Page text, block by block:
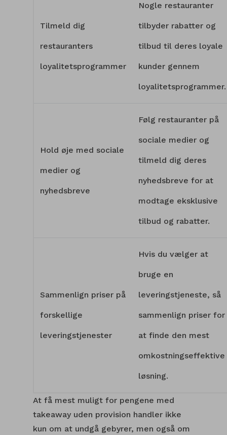
Tilmeld dig
restauranters
loyalitetsprogrammer
Nogle restauranter
tilbyder rabatter og
tilbud til deres loyale
kunder gennem
loyalitetsprogrammer.
Hold øje med sociale
medier og
nyhedsbreve
Følg restauranter på
sociale medier og
tilmeld dig deres
nyhedsbreve for at
modtage eksklusive
tilbud og rabatter.
Sammenlign priser på
forskellige
leveringstjenester
Hvis du vælger at
bruge en
leveringstjeneste, så
sammenlign priser for
at finde den mest
omkostningseffektive
løsning.
At få mest muligt for pengene med
takeaway uden provision handler ikke
kun om at undgå gebyrer, men også om